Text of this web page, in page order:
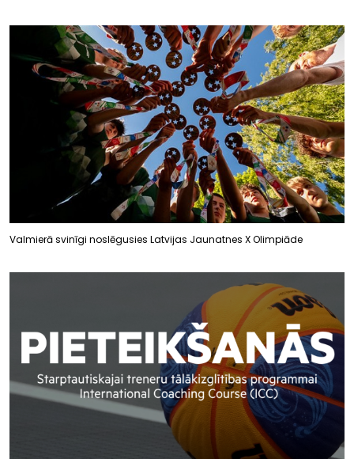
Valmierā svinīgi noslēgusies Latvijas Jaunatnes X Olimpiāde